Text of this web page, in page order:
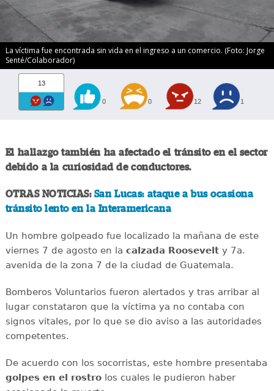
La víctima fue encontrada sin vida en el ingreso a un comercio. (Foto: Jorge
Senté/Colaborador)
13
0 0 12 1
El hallazgo también ha afectado el tránsito en el sector
debido a la curiosidad de conductores.
OTRAS NOTICIAS: San Lucas: ataque a bus ocasiona
tránsito lento en la Interamericana
Un hombre golpeado fue localizado la mañana de este
viernes 7 de agosto en la calzada Roosevelty 7a.
avenida de la zona 7 de la ciudad de Guatemala.
Bomberos Voluntarios fueron alertados y tras arribar al
lugar constataron que la víctima ya no contaba con
signos vitales, por lo que se dio aviso a las autoridades
competentes.
De acuerdo con los socorristas, este hombre presentaba
golpes en el rostrolos cuales le pudieron haber